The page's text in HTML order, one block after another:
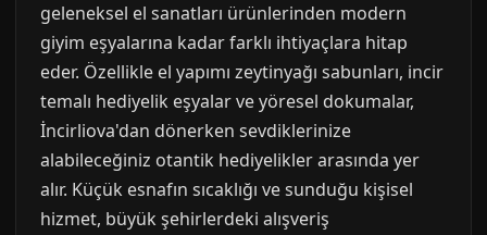
geleneksel el sanatları ürünlerinden modern
giyim eşyalarına kadar farklı ihtiyaçlara hitap
eder. Özellikle el yapımı zeytinyağı sabunları, incir
temalı hediyelik eşyalar ve yöresel dokumalar,
İncirliova'dan dönerken sevdiklerinize
alabileceğiniz otantik hediyelikler arasında yer
alır. Küçük esnafın sıcaklığı ve sunduğu kişisel
hizmet, büyük şehirlerdeki alışveriş